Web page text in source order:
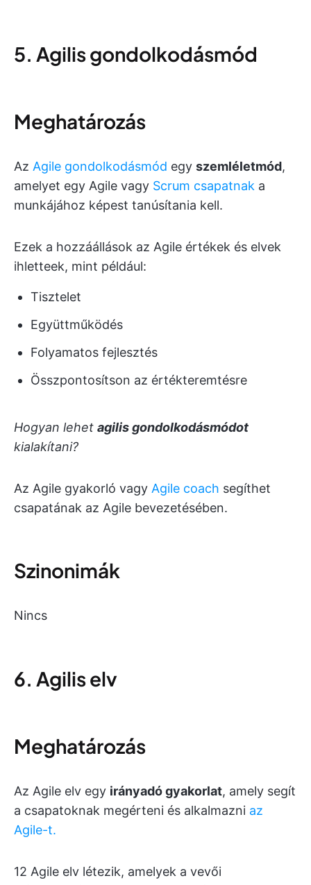
5. Agilis gondolkodásmód
Meghatározás
Az Agile gondolkodásmód egy szemléletmód,
amelyet egy Agile vagy Scrum csapatnak a
munkájához képest tanúsítania kell.
Ezek a hozzáállások az Agile értékek és elvek
ihletteek, mint például:
Tisztelet
Együttműködés
Folyamatos fejlesztés
Összpontosítson az értékteremtésre
Hogyan lehet agilis gondolkodásmódot
kialakítani?
Az Agile gyakorló vagy Agile coach segíthet
csapatának az Agile bevezetésében.
Szinonimák
Nincs
6. Agilis elv
Meghatározás
Az Agile elv egy irányadó gyakorlat, amely segít
a csapatoknak megérteni és alkalmazni az
Agile-t.
12 Agile elv létezik, amelyek a vevői